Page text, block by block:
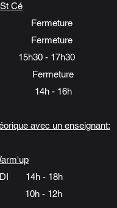
St Cé
15h30 - 17h30
Fermeture
14h - 16h
avec un enseignant:
14h - 18h
10h - 12h